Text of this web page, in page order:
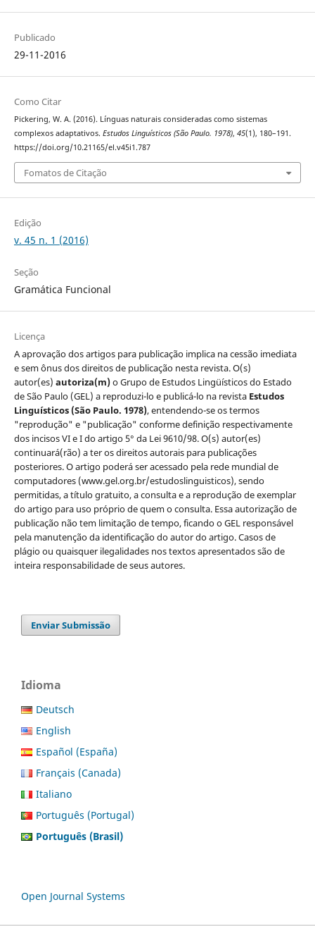
Publicado
29-11-2016
Como Citar
Pickering, W. A. (2016). Línguas naturais consideradas como sistemas
complexos adaptativos. Estudos Linguísticos (São Paulo. 1978), 45(1), 180–191.
https://doi.org/10.21165/el.v45i1.787
Fomatos de Citação
Edição
v. 45 n. 1 (2016)
Seção
Gramática Funcional
Licença
A aprovação dos artigos para publicação implica na cessão imediata
e sem ônus dos direitos de publicação nesta revista. O(s)
autor(es) autoriza(m)o Grupo de Estudos Lingüísticos do Estado
de São Paulo (GEL) a reproduzi-lo e publicá-lo na revista Estudos
Linguísticos(São Paulo. 1978), entendendo-se os termos
"reprodução" e "publicação" conforme definição respectivamente
dos incisos VI e I do artigo 5° da Lei 9610/98. O(s) autor(es)
continuará(rão) a ter os direitos autorais para publicações
posteriores. O artigo poderá ser acessado pela rede mundial de
computadores (www.gel.org.br/estudoslinguisticos), sendo
permitidas, a título gratuito, a consulta e a reprodução de exemplar
do artigo para uso próprio de quem o consulta. Essa autorização de
publicação não tem limitação de tempo, ficando o GEL responsável
pela manutenção da identificação do autor do artigo. Casos de
plágio ou quaisquer ilegalidades nos textos apresentados são de
inteira responsabilidade de seus autores.
Enviar Submissão
Idioma
Deutsch
English
Español (España)
Français (Canada)
Italiano
Português (Portugal)
Português (Brasil)
Open Journal Systems